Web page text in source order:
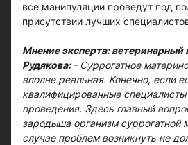
все манипуляции проведут под
присутствии лучших
Мнение эксперта: ветеринарный
Рудякова: - Суррогатное
вполне реальная. Конечно, если
квалифицированные
проведения. Здесь главный
зародыша организм суррогатной
случае проблем возникнуть не